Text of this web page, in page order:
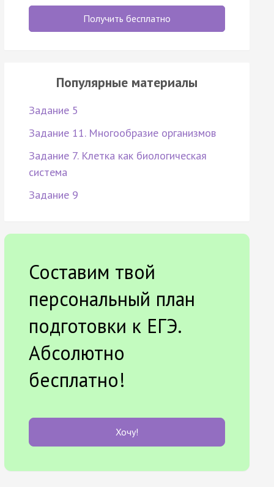
Получить бесплатно
Популярные материалы
Задание 5
Задание 11. Многообразие организмов
Задание 7. Клетка как биологическая
система
Задание 9
Составим твой
персональный план
подготовки к ЕГЭ.
Абсолютно
бесплатно!
Хочу!